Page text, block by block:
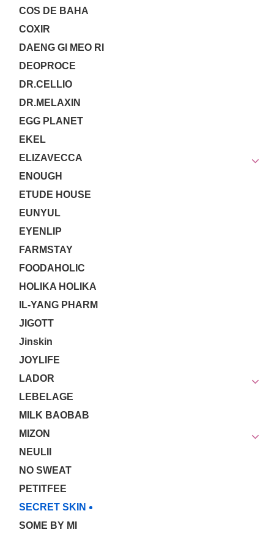
COS DE BAHA
COXIR
DAENG GI MEO RI
DEOPROCE
DR.CELLIO
DR.MELAXIN
EGG PLANET
EKEL
ELIZAVECCA
ENOUGH
ETUDE HOUSE
EUNYUL
EYENLIP
FARMSTAY
FOODAHOLIC
HOLIKA HOLIKA
IL-YANG PHARM
JIGOTT
Jinskin
JOYLIFE
LADOR
LEBELAGE
MILK BAOBAB
MIZON
NEULII
NO SWEAT
PETITFEE
SECRET SKIN
SOME BY MI